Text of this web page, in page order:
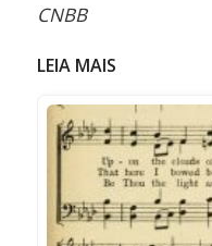
CNBB
LEIA MAIS